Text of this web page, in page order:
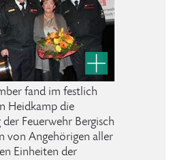
fand im festlich
Heidkamp die
Feuerwehr Bergisch
von Angehörigen aller
Einheiten der